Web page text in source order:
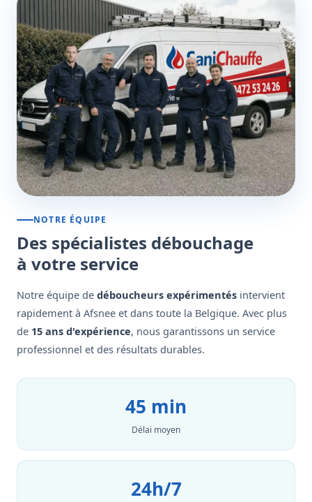
NOTRE ÉQUIPE
Des spécialistes débouchage
à votre service
Notre équipe de déboucheurs expérimentés intervient
rapidement à Afsnee et dans toute la Belgique. Avec plus
de 15 ans d'expérience, nous garantissons un service
professionnel et des résultats durables.
45 min
Délai moyen
24h/7